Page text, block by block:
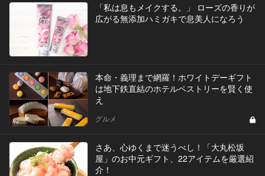
「私は息もメイクする。」 ローズの香りが
広がる無添加ハミガキで息美人になろう
本命・義理まで網羅！ホワイトデーギフト
は地下鉄直結のホテルペストリーを賢く使
え
グルメ
さあ、心ゆくまで迷うべし！「大丸松坂
屋」のお中元ギフト、22アイテムを厳選紹
介！